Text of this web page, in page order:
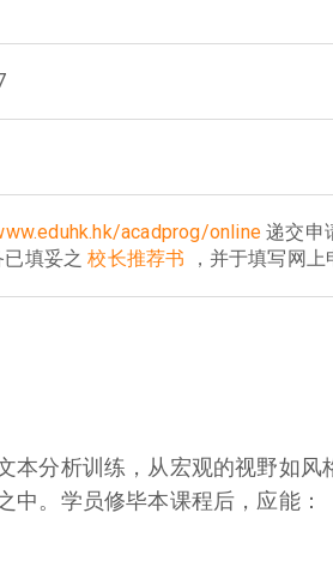
acadprog/online 递交申
已填妥之校长推荐书 ，并于填写网上
本分析训练，从宏观的视野如
中。学员修毕本课程后，应能：